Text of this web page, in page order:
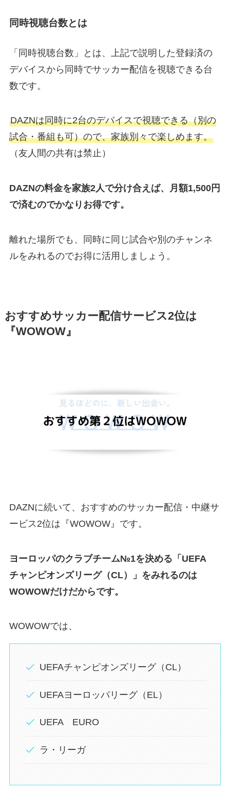
同時視聴台数とは
「同時視聴台数」とは、上記で説明した登録済の
デバイスから同時でサッカー配信を視聴できる台
数です。
DAZNは同時に2台のデバイスで視聴できる（別の
試合・番組も可）ので、家族別々で楽しめます。
（友人間の共有は禁止）
DAZNの料金を家族2人で分け合えば、月額1,500円
で済むのでかなりお得です。
離れた場所でも、同時に同じ試合や別のチャンネ
ルをみれるのでお得に活用しましょう。
おすすめサッカー配信サービス2位は
『WOWOW』
DAZNに続いて、おすすめのサッカー配信・中継サ
ービス2位は『WOWOW』です。
ヨーロッパのクラブチーム№1を決める「UEFA
チャンピオンズリーグ（CL）」をみれるのは
WOWOWだけだからです。
WOWOWでは、
UEFAチャンピオンズリーグ（CL）
UEFAヨーロッパリーグ（EL）
UEFA EURO
ラ・リーガ